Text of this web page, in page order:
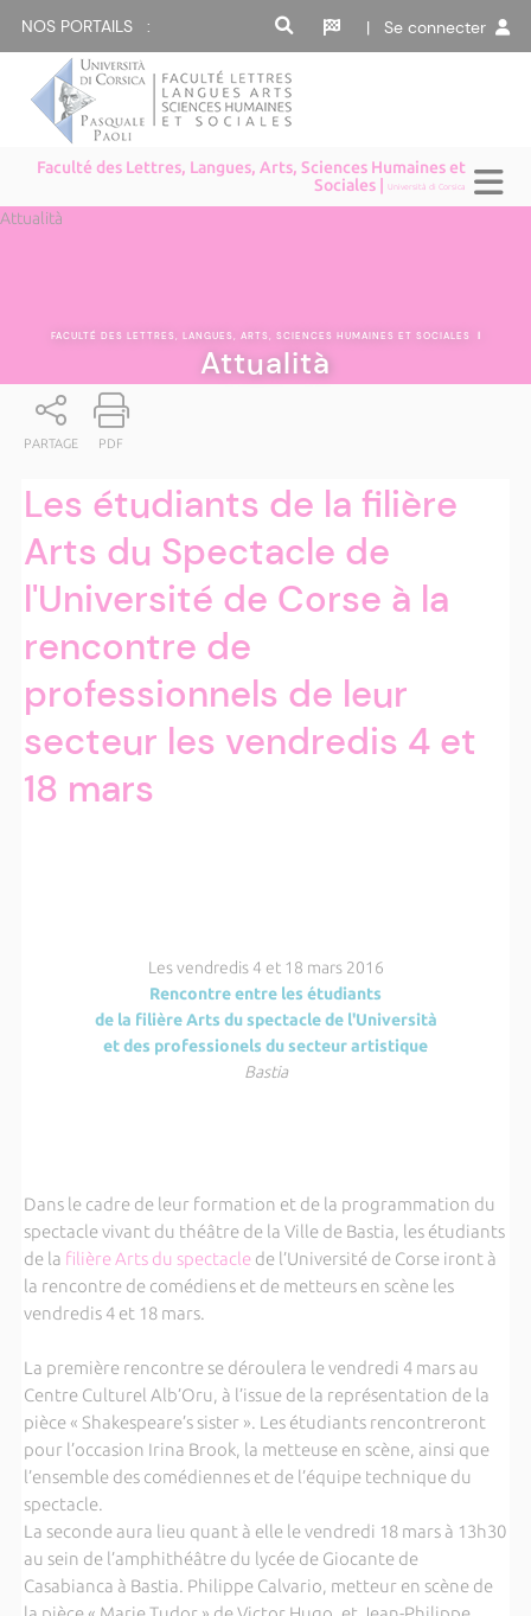
NOS PORTAILS : | Se connecter
Faculté des Lettres, Langues, Arts, Sciences Humaines et
Sociales |Università di Corsica
Attualità
FACULTÉ DES LETTRES, LANGUES, ARTS, SCIENCES HUMAINES ET SOCIALES |
Attualità
PARTAGE PDF
Les étudiants de la filière
Arts du Spectacle de
l'Université de Corse à la
rencontre de
professionnels de leur
secteur les vendredis 4 et
18 mars
Les vendredis 4 et 18 mars 2016
Rencontre entre les étudiants
de la filière Arts du spectacle de l'Università
et des professionels du secteurartistique
Bastia
Dans le cadre de leur formation et de la programmation du
spectacle vivant du théâtre de la Ville de Bastia, les étudiants
de la filière Arts du spectaclede l’Université de Corse iront à
la rencontre de comédiens et de metteurs en scène les
vendredis 4 et 18 mars.
La première rencontre se déroulera le vendredi 4 mars au
Centre Culturel Alb’Oru, à l’issue de la représentation de la
pièce « Shakespeare’s sister ». Les étudiants rencontreront
pour l’occasion Irina Brook, la metteuse en scène, ainsi que
l’ensemble des comédiennes et de l’équipe technique du
spectacle.
La seconde aura lieu quant à elle le vendredi 18 mars à 13h30
au sein de l’amphithéâtre du lycée de Giocante de
Casabianca à Bastia. Philippe Calvario, metteur en scène de